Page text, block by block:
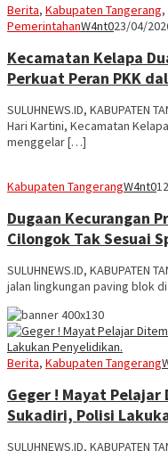
Berita, Kabupaten Tangerang,
PemerintahanW4nt023/04/
Kecamatan Kelapa
Perkuat Peran PKK
SULUHNEWS.ID, KABUPATEN
Hari Kartini, Kecamatan
menggelar […]
Kabupaten TangerangW4nt0
Dugaan Kecurangan
Cilongok Tak Sesuai
SULUHNEWS.ID, KABUPATEN
jalan lingkungan paving blok
Berita, Kabupaten Tangerang
Geger ! Mayat
Sukadiri, Polisi
SULUHNEWS.ID, KABUPATEN